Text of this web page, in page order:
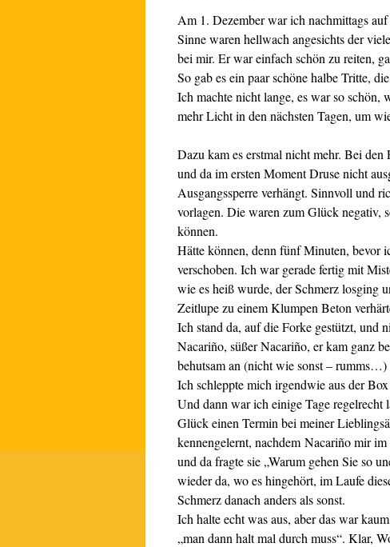
Am 1. Dezember war ich nachmittags auf
Sinne waren hellwach angesichts der
bei mir. Er war einfach schön zu reiten,
So gab es ein paar schöne halbe Tritte,
Ich machte nicht lange, es war so
mehr Licht in den nächsten Tagen, um
Dazu kam es erstmal nicht mehr. Bei
und da im ersten Moment Druse nicht
Ausgangssperre verhängt. Sinnvoll und
vorlagen. Die waren zum Glück negativ,
können.
Hätte können, denn fünf Minuten, bevor
verschoben. Ich war gerade fertig mit
wie es heiß wurde, der Schmerz losging
Zeitlupe zu einem Klumpen Beton
Ich stand da, auf die Forke gestützt, und
Nacariño, süßer Nacariño, er kam ganz
behutsam an (nicht wie sonst –
Ich schleppte mich irgendwie aus der
Und dann war ich einige Tage regelrecht
Glück einen Termin bei meiner
kennengelernt, nachdem Nacariño mir
und da fragte sie „Warum gehen Sie so
wieder da, wo es hingehört, im Laufe
Schmerz danach anders als sonst.
Ich halte echt was aus, aber das war
„man dann halt mal durch muss“. Klar,